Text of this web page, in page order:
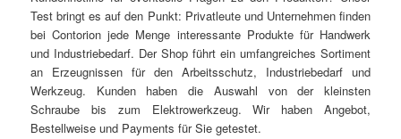
Test bringt es auf den Punkt: Privatleute und Unternehmen finden
bei Contorion jede Menge interessante Produkte für Handwerk
und Industriebedarf. Der Shop führt ein umfangreiches Sortiment
an Erzeugnissen für den Arbeitsschutz, Industriebedarf und
Werkzeug. Kunden haben die Auswahl von der kleinsten
Schraube bis zum Elektrowerkzeug. Wir haben Angebot,
Bestellweise und Payments für Sie getestet.